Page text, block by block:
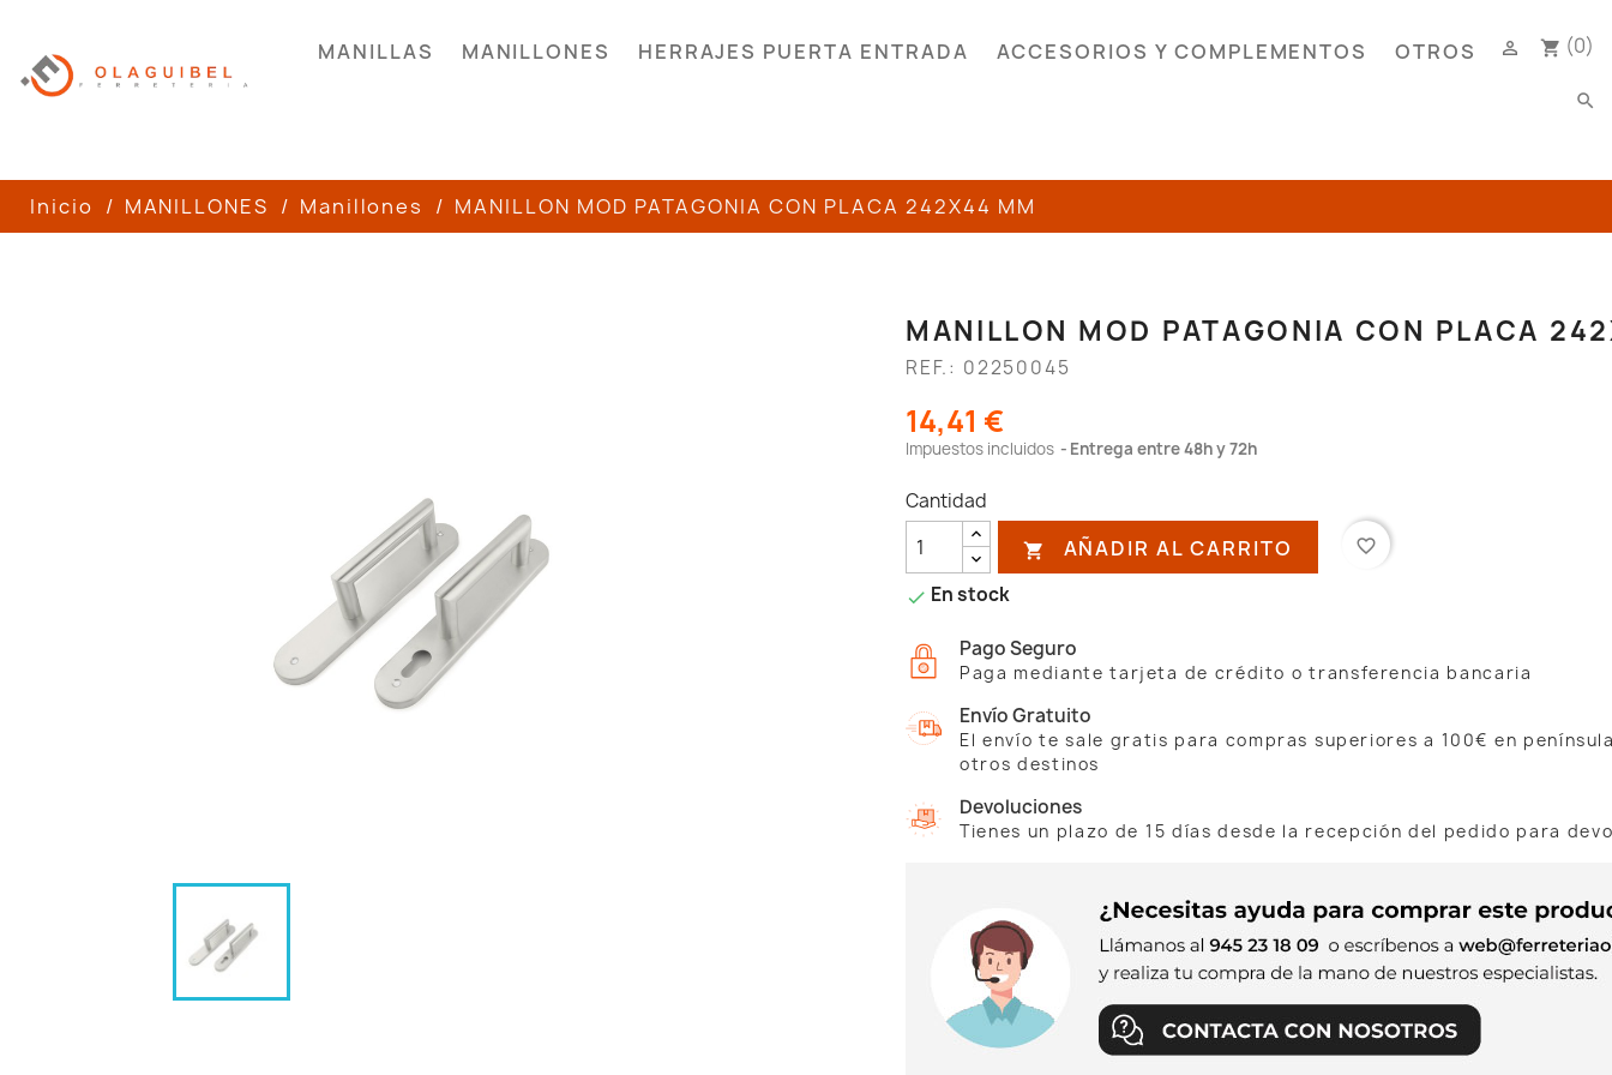
MANILLAS MANILLONES HERRAJES PUERTA ENTRADA ACCESORIOS Y COMPLEMENTOS OTROS shopping_cart (0)

search
Inicio MANILLONES Manillones MANILLON MOD PATAGONIA CON PLACA 242X44 MM
MANILLON MOD PATAGONIA CON PLACA
REF.: 02250045
14,41 €
Impuestos incluidos Entrega entre 48h y 72h
Cantidad
 AÑADIR AL CARRITO favorite_border
 En stock
Pago Seguro
Paga mediante tarjeta de crédito o transferencia bancaria
Envío Gratuito
El envío te sale gratis para compras superiores a 100€ en
otros destinos
Devoluciones
Tienes un plazo de 15 días desde la recepción del pedido para